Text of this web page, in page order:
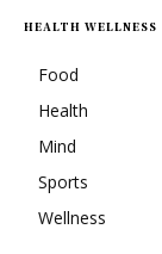
HEALTH WELLNESS
Food
Health
Mind
Sports
Wellness